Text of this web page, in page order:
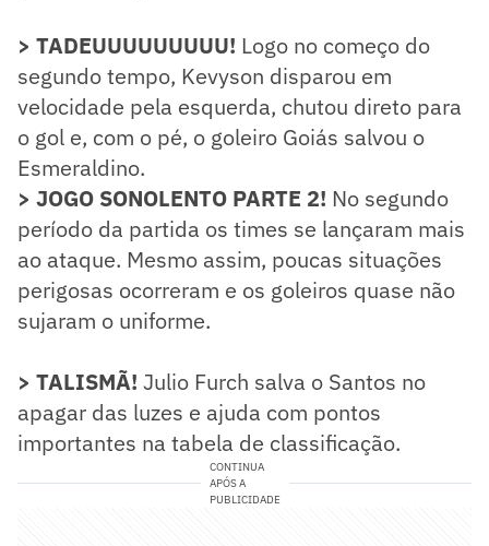
> TADEUUUUUUUUU! Logo no começo do
segundo tempo, Kevyson disparou em
velocidade pela esquerda, chutou direto para
o gol e, com o pé, o goleiro Goiás salvou o
Esmeraldino.
> JOGO SONOLENTO PARTE 2! No segundo
período da partida os times se lançaram mais
ao ataque. Mesmo assim, poucas situações
perigosas ocorreram e os goleiros quase não
sujaram o uniforme.
> TALISMÃ! Julio Furch salva o Santos no
apagar das luzes e ajuda com pontos
importantes na tabela de classificação.
CONTINUA
APÓS A
PUBLICIDADE